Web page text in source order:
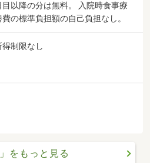
目以降の分は無料。 入院時食事療
費の標準負担額の自己負担なし。
得制限なし
」をもっと見る